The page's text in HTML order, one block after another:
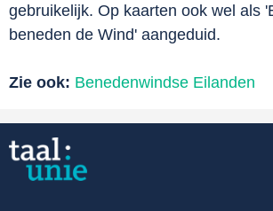
gebruikelijk. Op kaarten ook wel als
beneden de Wind' aangeduid.
Zie ook: Benedenwindse Eilanden